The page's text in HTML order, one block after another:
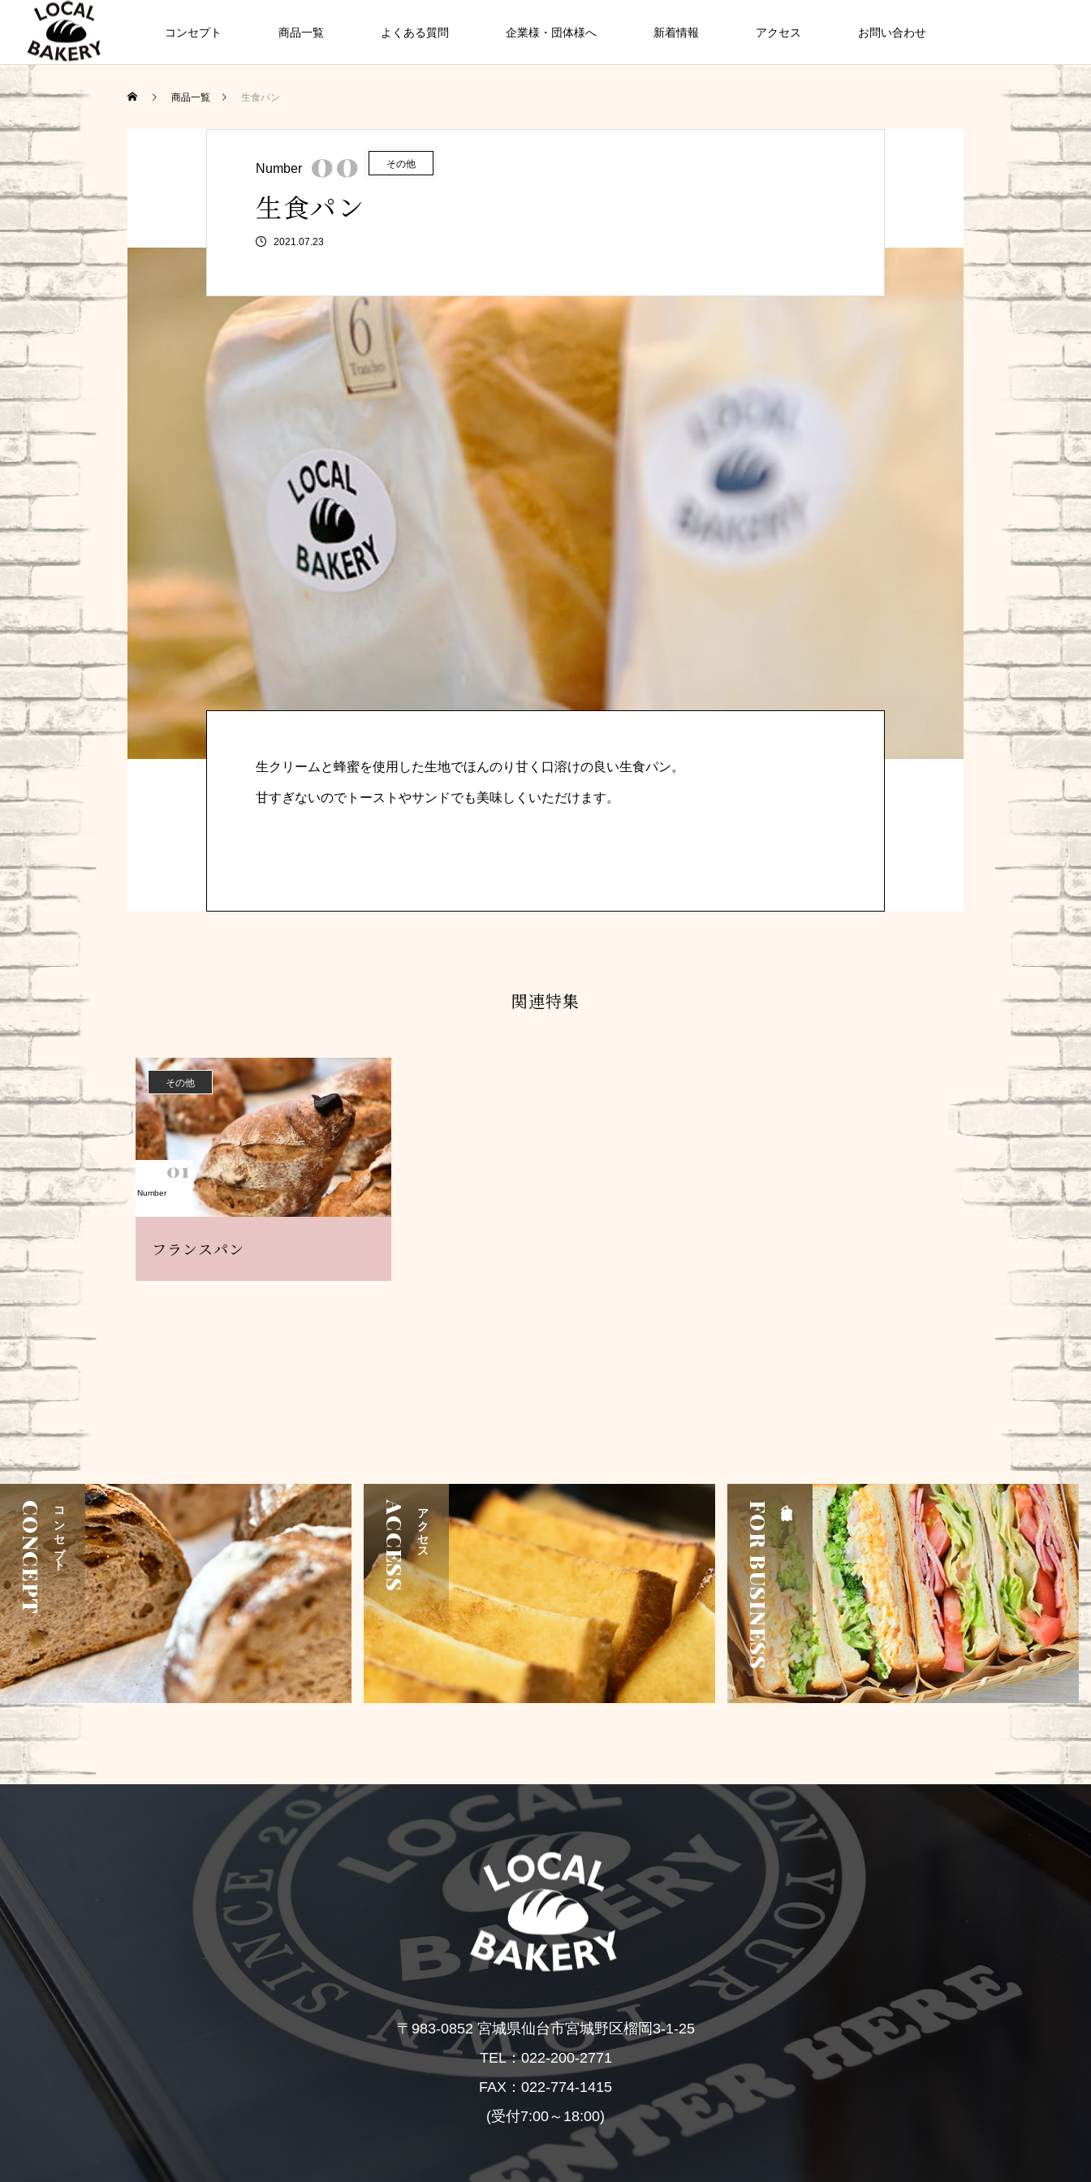
コンセプト 商品一覧 よくある質問 企業様・団体様へ 新着情報 アクセス お問い合わせ
商品一覧 生食パン
Number 00 その他
生食パン
2021.07.23
生クリームと蜂蜜を使用した生地でほんのり甘く口溶けの良い生食パン。
甘すぎないのでトーストやサンドでも美味しくいただけます。
関連特集
その他
Number
01
フランスパン
コンセプト
CONCEPT アクセス
ACCESS 企業様・団体様へ
FOR BUSINESS
〒983-0852 宮城県仙台市宮城野区榴岡3-1-25
TEL：022-200-2771
FAX：022-774-1415
(受付7:00～18:00)